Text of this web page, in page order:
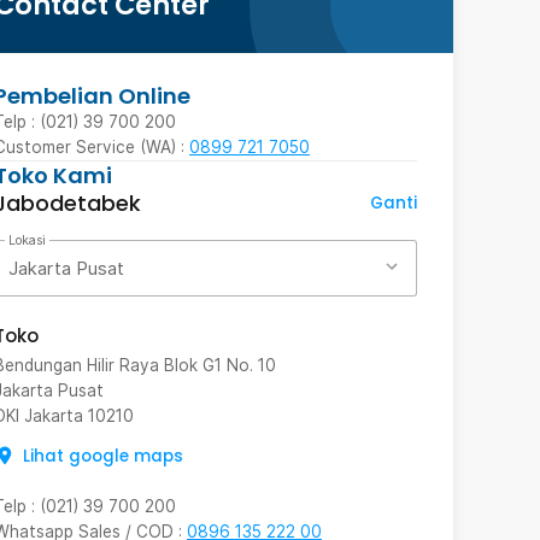
Online
: (021) 39 700 200
Service (WA) : 0899 721 7050
Kami
Ganti
Lokasi
Jakarta Pusat
Hilir Raya Blok G1 No. 10
Pusat
Jakarta 10210
Lihat google maps
: (021) 39 700 200
Sales / COD : 0896 135 222 00